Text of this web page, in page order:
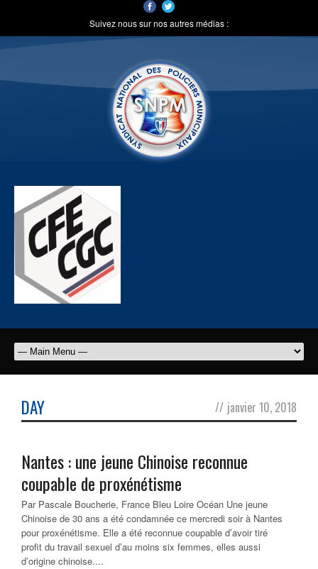
Suivez nous sur nos autres médias :
DAY // janvier 10, 2018
Nantes : une jeune Chinoise reconnue
coupable de proxénétisme
Par Pascale Boucherie, France Bleu Loire Océan Une jeune
Chinoise de 30 ans a été condamnée ce mercredi soir à Nantes
pour proxénétisme. Elle a été reconnue coupable d’avoir tiré
profit du travail sexuel d’au moins six femmes, elles aussi
d’origine chinoise....